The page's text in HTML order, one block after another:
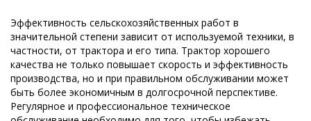
Повозки Fliegl
Аксессуары Fliegl Agrocenter
Почвенная техника GÜTTLER
Мульчеры и дробилки MÜTHING
Гумик/Фелник
Программа гарантированного выкупа
Наши услуги
Сервис
Эффективность сельскохозяйственных работ в
значительной степени зависит от используемой техники, в
частности, от трактора и его типа. Трактор хорошего
качества не только повышает скорость и эффективность
производства, но и при правильном обслуживании может
быть более экономичным в долгосрочной перспективе.
Регулярное и профессиональное техническое